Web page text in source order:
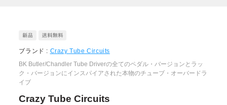
ブランド : Crazy Tube Circuits
BK Butler/Chandler Tube Driverの全てのペダル・バージョンとラッ
ク・バージョンにインスパイアされた本物のチューブ・オーバードラ
イブ
Crazy Tube Circuits